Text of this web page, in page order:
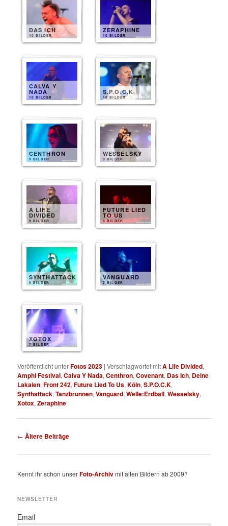
DAS ICH
10 BILDER
ZERAPHINE
10 BILDER
CALVA Y
NADA
10 BILDER
S.P.O.C.K
10 BILDER
CENTHRON
9 BILDER
WESSELSKY
9 BILDER
A LIFE
DIVIDED
9 BILDER
FUTURE LIED
TO US
8 BILDER
SYNTHATTACK
8 BILDER
VANGUARD
7 BILDER
XOTOX
7 BILDER
Veröffentlicht unterFotos 2023 |Verschlagwortet mitA Life Divided,
Amphi Festival,Calva Y Nada,Centhron,Covenant, Das Ich, Deine
Lakaien,Front 242,Future Lied To Us,Köln,S.P.O.C.K,
Synthattack,Tanzbrunnen,Vanguard,Welle:Erdball,Wesselsky,
Xotox,Zeraphine
Beitragsnavigation
← Ältere Beiträge
Kennt ihr schon unserFoto-Archivmit alten Bildern ab 2009?
NEWSLETTER
Email